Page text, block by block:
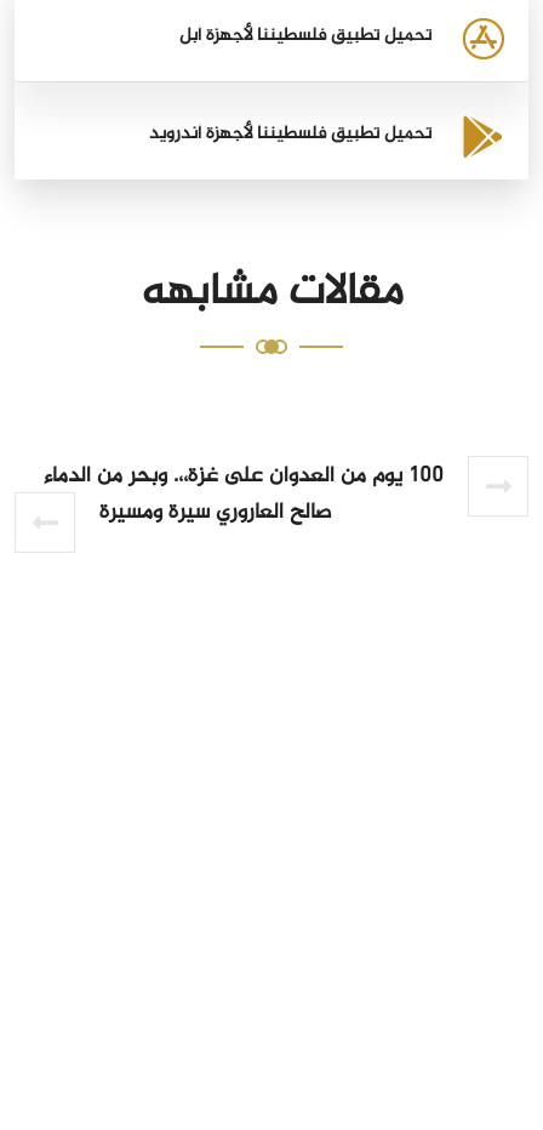
تحميل تطبيق فلسطيننا لأجهزة أبل
تحميل تطبيق فلسطيننا لأجهزة أندرويد
مقالات مشابهه
100 يوم من العدوان على غزة،،. وبحر من الدماء
صالح العاروري سيرة ومسيرة